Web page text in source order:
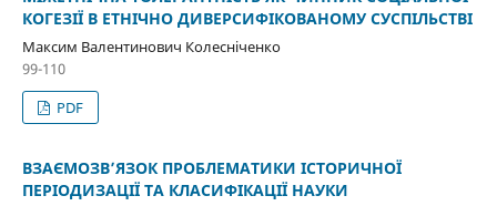
КОГЕЗІЇ В ЕТНІЧНО ДИВЕРСИФІКОВАНОМУ СУСПІЛЬСТВІ
Максим Валентинович Колесніченко
99-110
PDF
ВЗАЄМОЗВ’ЯЗОК ПРОБЛЕМАТИКИ ІСТОРИЧНОЇ
ПЕРІОДИЗАЦІЇ ТА КЛАСИФІКАЦІЇ НАУКИ